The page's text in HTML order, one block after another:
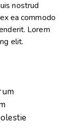
nostrud
ea commodo
Lorem
elit.